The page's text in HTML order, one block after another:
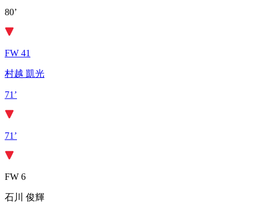
80’
FW 41
村越 凱光
71’
71’
FW 6
石川 俊輝